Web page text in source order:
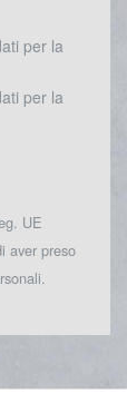
per la
per la
UE
aver preso